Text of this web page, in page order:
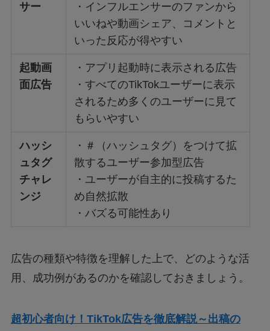
サー
・インフルエンサーのファンから
いいねや動画シェア、コメントと
いった反応が得やすい
起動画
面広告
・アプリ起動時に表示される広告
・すべてのTikTokユーザーに表示
されるため多くのユーザーに見て
もらいやすい
ハッシ
ュタグ
チャレ
ンジ
・＃（ハッシュタグ）をつけて拡
散するユーザー参加型広告
・ユーザーが自主的に投稿するた
め自然拡散
・バズる可能性あり
広告の種類や特徴を理解した上で、どのような活
用、成功例があるのかを確認しておきましょう。
超初心者向け！TikTok広告を徹底解説～出稿の